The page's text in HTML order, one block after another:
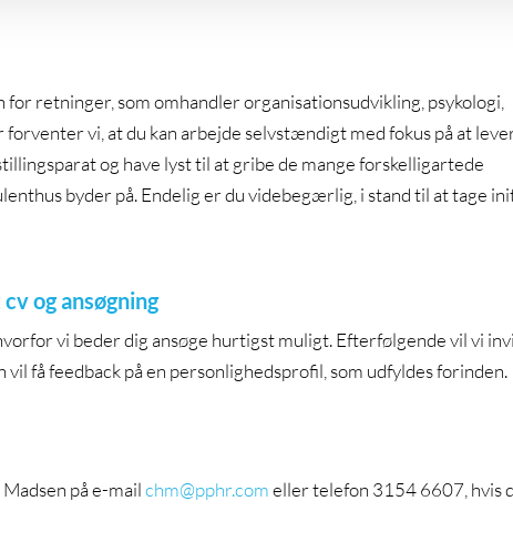
retninger, som omhandler organisationsudvikling, psykologi,
vi, at du kan arbejde selvstændigt med fokus på at
og have lyst til at gribe de mange forskelligartede
byder på. Endelig er du videbegærlig, i stand til at tage
og ansøgning
vi beder dig ansøge hurtigst muligt. Efterfølgende vil vi
få feedback på en personlighedsprofil, som udfyldes forinden.
på e-mailchm@pphr.comeller telefon 3154 6607, hvis